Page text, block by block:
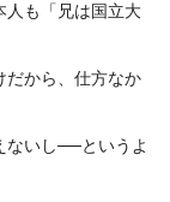
も「兄は国立大
だから、仕方なか
ないし──というよ